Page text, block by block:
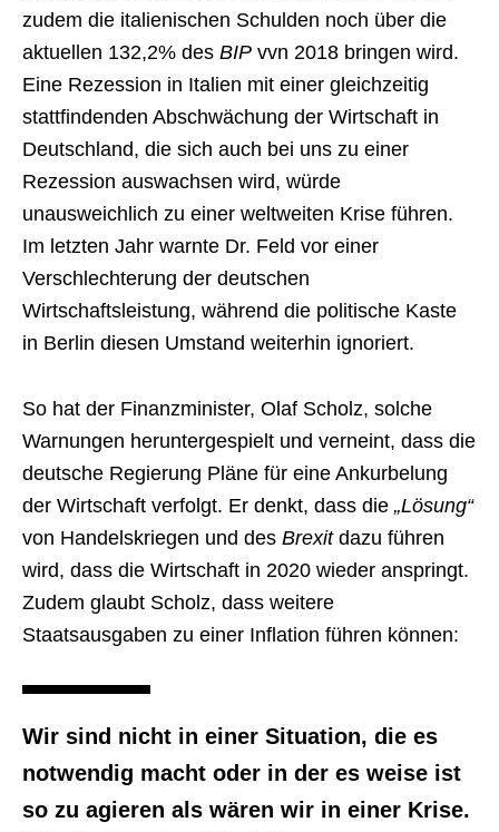
zudem die italienischen Schulden noch über die
aktuellen 132,2% des BIP vvn 2018 bringen wird.
Eine Rezession in Italien mit einer gleichzeitig
stattfindenden Abschwächung der Wirtschaft in
Deutschland, die sich auch bei uns zu einer
Rezession auswachsen wird, würde
unausweichlich zu einer weltweiten Krise führen.
Im letzten Jahr warnte Dr. Feld vor einer
Verschlechterung der deutschen
Wirtschaftsleistung, während die politische Kaste
in Berlin diesen Umstand weiterhin ignoriert.
So hat der Finanzminister, Olaf Scholz, solche
Warnungen heruntergespielt und verneint, dass die
deutsche Regierung Pläne für eine Ankurbelung
der Wirtschaft verfolgt. Er denkt, dass die „Lösung“
von Handelskriegen und des Brexitdazu führen
wird, dass die Wirtschaft in 2020 wieder anspringt.
Zudem glaubt Scholz, dass weitere
Staatsausgaben zu einer Inflation führen können:
Wir sind nicht in einer Situation, die es
notwendig macht oder in der es weise ist
so zu agieren als wären wir in einer Krise.